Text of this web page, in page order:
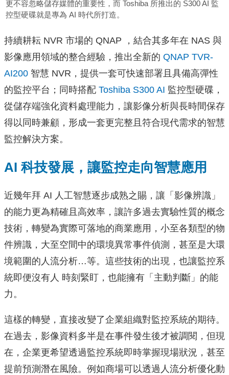
更不容忽略儲存媒體的重要性，而 Toshiba 所推出的 S300 AI 監
控型硬碟就是專為 AI 時代所打造。
持續耕耘 NVR 市場的 QNAP ，結合其多年在 NAS 與
影像應用領域的整合經驗，推出全新的 QNAP TVR-
AI200 智慧 NVR，提供一套可快速部署且具備高彈性
的監控平台；同時搭配 Toshiba S300 AI 監控型硬碟，
從儲存端強化資料處理能力，讓影像分析與長時間保存
得以同時兼顧，形成一套更完整且符合現代需求的智慧
監控解決方案。
AI 科技發展，讓監控⾛向智慧應⽤
近幾年拜 AI 人工智慧逐步成熟之賜，讓「影像辨識」
的能力更為精確且高效率，讓許多過去實驗性質的概念
技術，轉變為實際可落地的商業應用，小至各類型的物
件辨識，大至空間中的環境異常事件偵測，甚至是大環
境範圍的人流分析…等。這些技術的出現，也讓監控系
統即便沒有人 時刻緊盯，也能擁有「主動判斷」的能
力。
這樣的轉變，直接改變了企業組織對監控系統的期待。
在過去，影像資料多半是在事件發生後才被調閱，但現
在，企業更希望透過監控系統即時掌握現場狀況，甚至
提前預測潛在風險。例如商場可以透過人流分析優化動